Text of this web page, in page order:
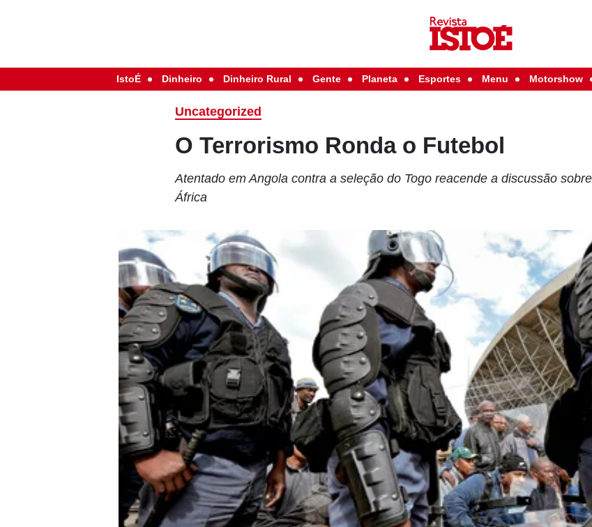
IstoÉ Dinheiro Dinheiro Rural Gente Planeta Esportes Menu Motorshow
Uncategorized
O Terrorismo Ronda o Futebol
Atentado em Angola contra a seleção do Togo reacende a discussão
África